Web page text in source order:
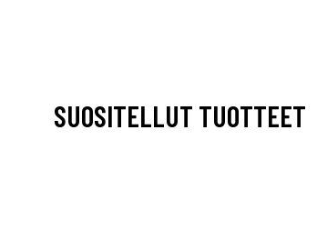
SUOSITELLUT TUOTTEET